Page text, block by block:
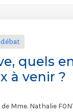
quels
à venir ?
Mme. Nathalie